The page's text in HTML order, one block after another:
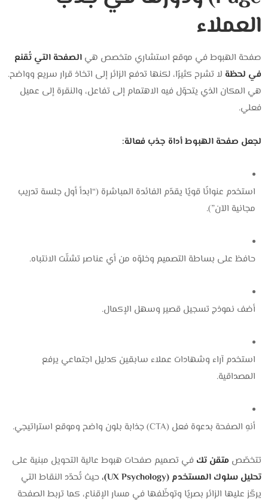
العملاء
صفحة الهبوط في موقع استشاري متخصص هيالصفحة التي تُقنع
في لحظة لا تشرح كثيرًا، لكنها تدفع الزائر إلى اتخاذ قرار سريع وواضح.
هي المكان الذي يتحوّل فيه الاهتمام إلى تفاعل، والنقرة إلى عميل
فعلي.
لجعل صفحة الهبوط أداة جذب فعالة:
استخدم عنوانًا قويًا يقدّم الفائدة المباشرة (“ابدأ أول جلسة تدريب
مجانية الآن”).
حافظ على بساطة التصميم وخلوّه من أي عناصر تشتّت الانتباه.
أضف نموذج تسجيل قصير وسهل الإكمال.
استخدم آراء وشهادات عملاء سابقين كدليل اجتماعي يرفع
المصداقية.
أنهِ الصفحة بدعوة فعل (CTA) جذابة بلون واضح وموقع استراتيجي.
تتخصّص متقن تك في تصميم صفحات هبوط عالية التحويل مبنية على
تحليل سلوك المستخدم (UX Psychology)،
حيث تُحدّد النقاط التي
يركّز عليها الزائر بصريًا وتوظّفها في مسار الإقناع، كما تربط الصفحة